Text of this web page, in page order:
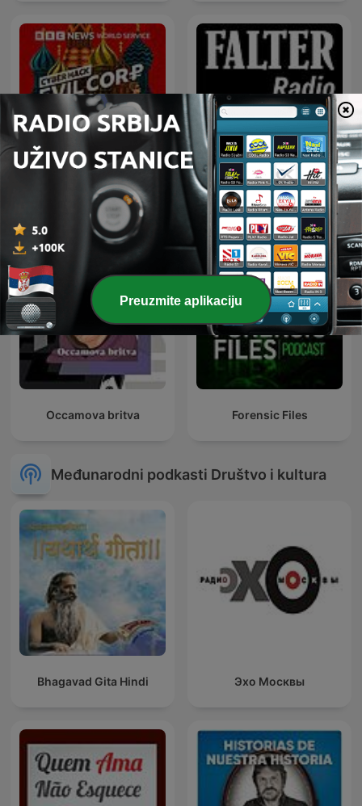
Cyber Hack FALTER Radio
Occamova britva Forensic Files
Međunarodni podkasti Društvo i kultura
Bhagavad Gita Hindi Эхо Москвы
Preuzmite aplikaciju